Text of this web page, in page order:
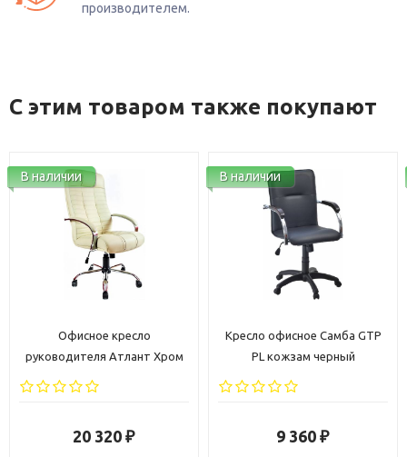
производителем.
С этим товаром также покупают
В наличии
Офисное кресло
руководителя Атлант Хром
кожа бежевая
20 320 ₽
В наличии
Кресло офисное Самба GTP
PL кожзам черный
9 360 ₽